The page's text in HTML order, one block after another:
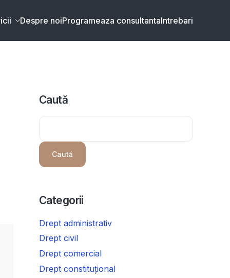
Despre noiProgrameaza consultantaIntrebari
Caută
Caută
Categorii
Drept administrativ
Drept civil
Drept comercial
Drept constituțional